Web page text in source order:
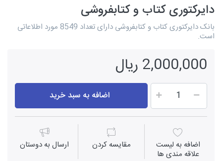
دایرکتوری کتاب و کتابفروشی
بانک دایرکتوری کتاب و کتابفروشی دارای تعداد 8549 مورد اطلاعاتی
است.
2,000,000 ریال
اضافه به سبد خرید
اضافه به لیست
علاقه مندی ها
مقايسه كردن ارسال به دوستان